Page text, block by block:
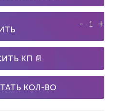
- +
КП 📄
КОЛ-ВО